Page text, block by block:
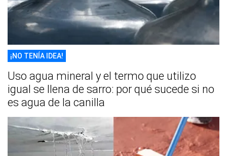
¡NO TENÍA IDEA!
Uso agua mineral y el termo que utilizo
igual se llena de sarro: por qué sucede si no
es agua de la canilla